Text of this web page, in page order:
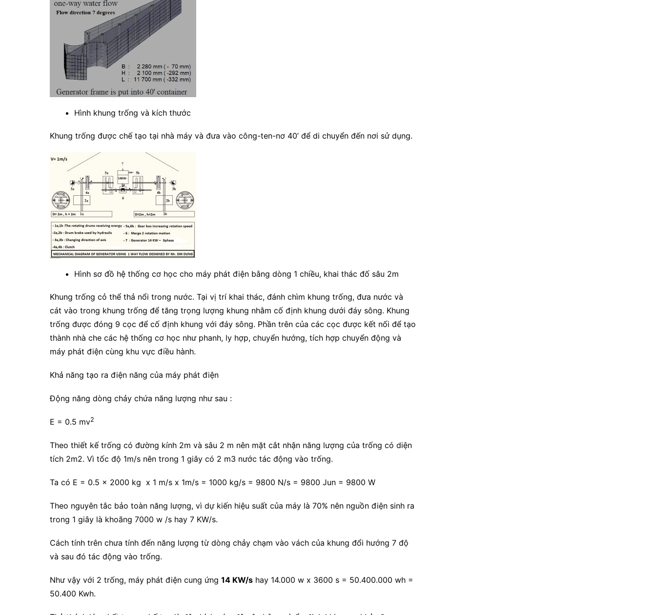
Hình khung trống và kích thước
Khung trống được chế tạo tại nhà máy và đưa vào công-ten-nơ 40’ để di chuyển đến nơi sử dụng.
Hình sơ đồ hệ thống cơ học cho máy phát điện bằng dòng 1 chiều, khai thác đố sâu 2m
Khung trống cỏ thể thả nổi trong nước. Tại vị trí khai thác, đánh chìm khung trống, đưa nước và
cát vào trong khung trống để tăng trọng lượng khung nhằm cố định khung dưới đáy sông. Khung
trống được đóng 9 cọc để cố định khung với đáy sông. Phần trên của các cọc được kết nối để tạo
thành nhà che các hệ thống cơ học như phanh, ly hợp, chuyển hướng, tích hợp chuyển động và
máy phát điện cùng khu vực điều hành.
Khả năng tạo ra điện năng của máy phát điện
Động năng dòng chảy chứa năng lượng như sau :
E = 0.5 mv2
Theo thiết kế trống có đường kính 2m và sâu 2 m nên mặt cắt nhận năng lượng của trống có diện
tích 2m2. Vì tốc độ 1m/s nên trong 1 giây có 2 m3 nước tác động vào trống.
Ta có E = 0.5 x 2000 kg x 1 m/s x 1m/s = 1000 kg/s = 9800 N/s = 9800 Jun = 9800 W
Theo nguyên tắc bảo toàn năng lượng, vì dự kiến hiệu suất của máy là 70% nên nguồn điện sinh ra
trong 1 giây là khoãng 7000 w /s hay 7 KW/s.
Cách tính trên chưa tính đến năng lượng từ dòng chảy chạm vào vách của khung đổi hướng 7 độ
và sau đó tác động vào trống.
Như vậy với 2 trống, máy phát điện cung ứng 14 KW/s hay 14.000 w x 3600 s = 50.400.000 wh =
50.400 Kwh.